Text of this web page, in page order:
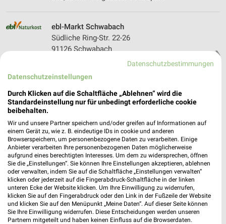
❯
ebl-Markt Schwabach
Südliche Ring-Str. 22-26
91126 Schwabach
Heute 08:00 - 19:00 Uhr | Geschlossen
392,26 km • Angebote: 1 Prospekt
Aussiger Platz 2
90480 Nürnberg
Heute 08:00 - 19:00 Uhr | Geschlossen
377,44 km • Angebote: 1 Prospekt
ebl-Markt Reichelsdorf Nürnberg
Reichelsdorfer Hauptstr. 171
90453 Nürnberg
Datenschutzbestimmungen
Datenschutzeinstellungen
Durch Klicken auf die Schaltfläche „Ablehnen“ wird die
Standardeinstellung nur für unbedingt erforderliche cookie
beibehalten.
Wir und unsere Partner speichern und/oder greifen auf Informationen auf
einem Gerät zu, wie z. B. eindeutige IDs in cookie und anderen
Browserspeichern, um personenbezogene Daten zu verarbeiten. Einige
Anbieter verarbeiten Ihre personenbezogenen Daten möglicherweise
aufgrund eines berechtigten Interesses. Um dem zu widersprechen, öffnen
Sie die „Einstellungen“. Sie können Ihre Einstellungen akzeptieren, ablehnen
oder verwalten, indem Sie auf die Schaltfläche „Einstellungen verwalten“
klicken oder jederzeit auf die Fingerabdruck-Schaltfläche in der linken
unteren Ecke der Website klicken. Um Ihre Einwilligung zu widerrufen,
klicken Sie auf den Fingerabdruck oder den Link in der Fußzeile der Website
und klicken Sie auf den Menüpunkt „Meine Daten“. Auf dieser Seite können
Sie Ihre Einwilligung widerrufen. Diese Entscheidungen werden unseren
Partnern mitgeteilt und haben keinen Einfluss auf die Browserdaten.